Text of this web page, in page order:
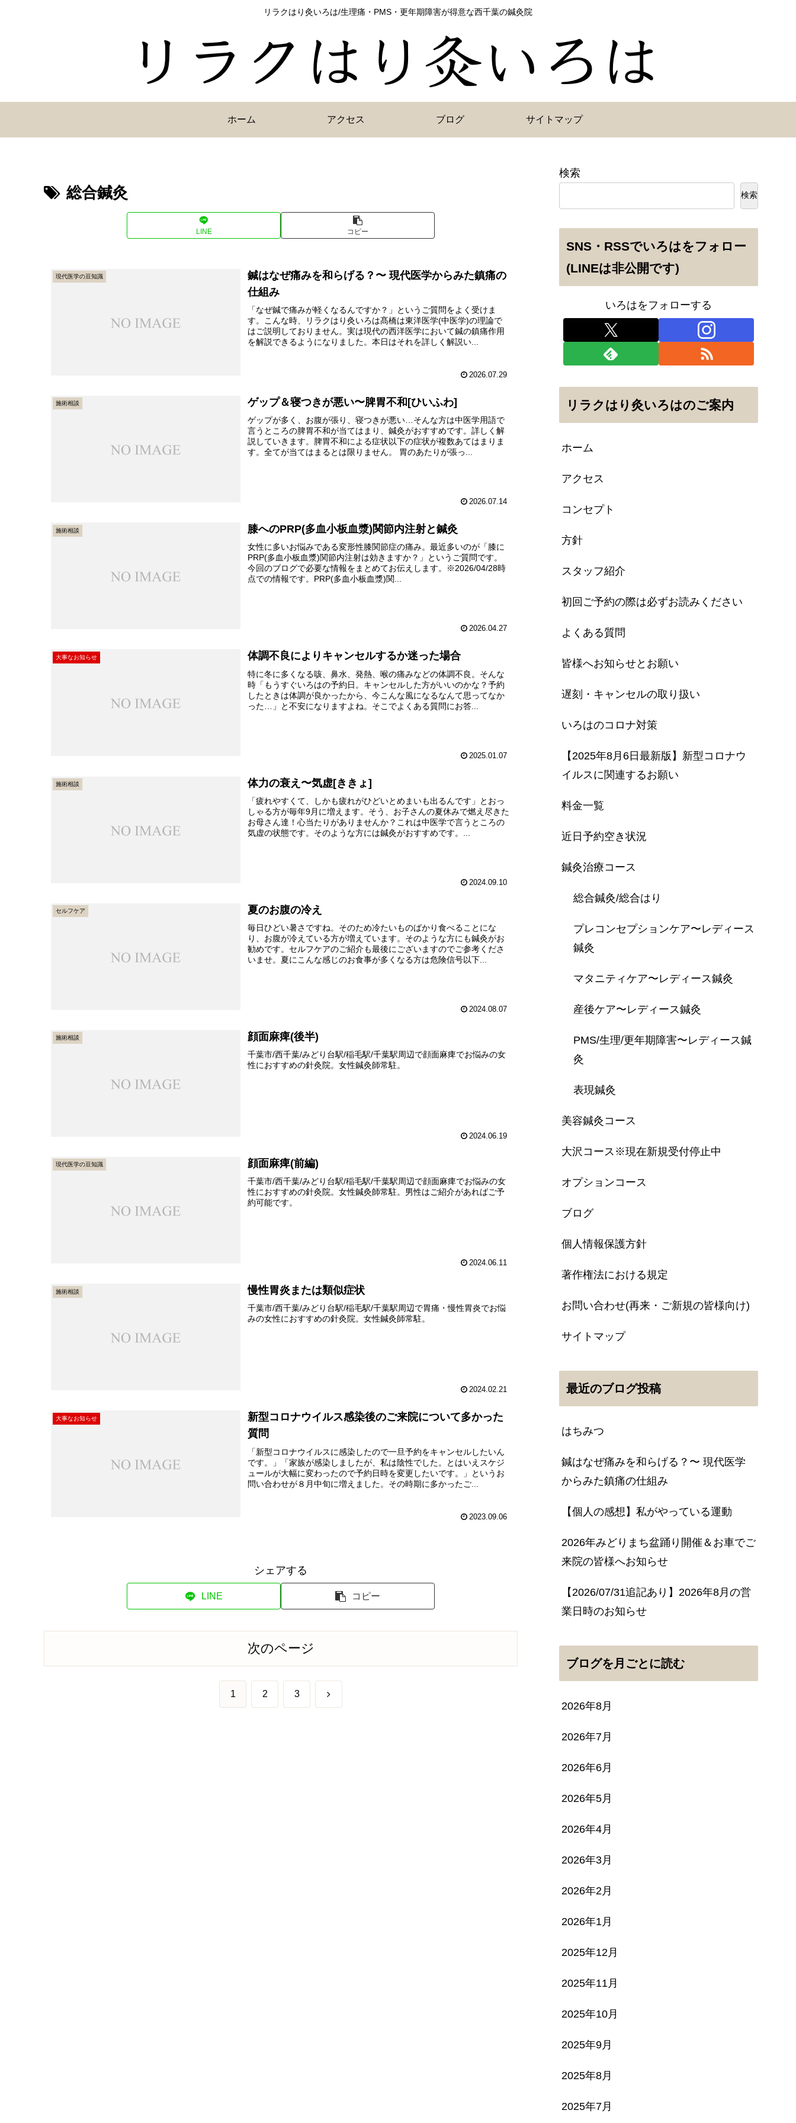
リラクはり灸いろは/生理痛・PMS・更年期障害が得意な西千葉の鍼灸院
ホーム アクセス ブログ サイトマップ
総合鍼灸
LINE コピー
現代医学の豆知識
鍼はなぜ痛みを和らげる？〜 現代医学からみた鎮痛の
仕組み
「なぜ鍼で痛みが軽くなるんですか？」というご質問をよく受けま
す。こんな時、リラクはり灸いろは髙橋は東洋医学(中医学)の理論で
はご説明しておりません。実は現代の西洋医学において鍼の鎮痛作用
を解説できるようになりました。本日はそれを詳しく解説い...
2026.07.29
施術相談 ゲップ＆寝つきが悪い〜脾胃不和[ひいふわ]
ゲップが多く、お腹が張り、寝つきが悪い…そんな方は中医学用語で
言うところの脾胃不和が当てはまり、鍼灸がおすすめです。詳しく解
説していきます。脾胃不和による症状以下の症状が複数あてはまりま
す。全てが当てはまるとは限りません。 胃のあたりが張っ...
2026.07.14
施術相談 膝へのPRP(多血小板血漿)関節内注射と鍼灸
女性に多いお悩みである変形性膝関節症の痛み。最近多いのが「膝に
PRP(多血小板血漿)関節内注射は効きますか？」というご質問です。
今回のブログで必要な情報をまとめてお伝えします。※2026/04/28時
点での情報です。PRP(多血小板血漿)関...
2026.04.27
大事なお知らせ 体調不良によりキャンセルするか迷った場合
特に冬に多くなる咳、鼻水、発熱、喉の痛みなどの体調不良。そんな
時「もうすぐいろはの予約日。キャンセルした方がいいのかな？予約
したときは体調が良かったから、今こんな風になるなんて思ってなか
った…」と不安になりますよね。そこでよくある質問にお答...
2025.01.07
施術相談 体力の衰え〜気虚[ききょ]
「疲れやすくて、しかも疲れがひどいとめまいも出るんです」とおっ
しゃる方が毎年9月に増えます。そう、お子さんの夏休みで燃え尽きた
お母さん達！心当たりがありませんか？これは中医学で言うところの
気虚の状態です。そのような方には鍼灸がおすすめです。...
2024.09.10
セルフケア 夏のお腹の冷え
毎日ひどい暑さですね。そのため冷たいものばかり食べることにな
り、お腹が冷えている方が増えています。そのような方にも鍼灸がお
勧めです。セルフケアのご紹介も最後にございますのでご参考くださ
いませ。夏にこんな感じのお食事が多くなる方は危険信号以下...
2024.08.07
施術相談 顔面麻痺(後半)
千葉市/西千葉/みどり台駅/稲毛駅/千葉駅周辺で顔面麻痺でお悩みの女
性におすすめの針灸院。女性鍼灸師常駐。
2024.06.19
現代医学の豆知識 顔面麻痺(前編)
千葉市/西千葉/みどり台駅/稲毛駅/千葉駅周辺で顔面麻痺でお悩みの女
性におすすめの針灸院。女性鍼灸師常駐。男性はご紹介があればご予
約可能です。
2024.06.11
施術相談 慢性胃炎または類似症状
千葉市/西千葉/みどり台駅/稲毛駅/千葉駅周辺で胃痛・慢性胃炎でお悩
みの女性におすすめの針灸院。女性鍼灸師常駐。
2024.02.21
大事なお知らせ
新型コロナウイルス感染後のご来院について多かった
質問
「新型コロナウイルスに感染したので一旦予約をキャンセルしたいん
です。」「家族が感染しましたが、私は陰性でした。とはいえスケジ
ュールが大幅に変わったので予約日時を変更したいです。」というお
問い合わせが８月中旬に増えました。その時期に多かったご...
2023.09.06
シェアする
LINE コピー
次のページ
1 2 3 次
検索
検索
SNS・RSSでいろはをフォロー
(LINEは非公開です)
いろはをフォローする
リラクはり灸いろはのご案内
ホーム
アクセス
コンセプト
方針
スタッフ紹介
初回ご予約の際は必ずお読みください
よくある質問
皆様へお知らせとお願い
遅刻・キャンセルの取り扱い
いろはのコロナ対策
【2025年8月6日最新版】新型コロナウ
イルスに関連するお願い
料金一覧
近日予約空き状況
鍼灸治療コース
総合鍼灸/総合はり
プレコンセプションケア〜レディース
鍼灸
マタニティケア〜レディース鍼灸
産後ケア〜レディース鍼灸
PMS/生理/更年期障害〜レディース鍼
灸
表現鍼灸
美容鍼灸コース
大沢コース※現在新規受付停止中
オプションコース
ブログ
個人情報保護方針
著作権法における規定
お問い合わせ(再来・ご新規の皆様向け)
サイトマップ
最近のブログ投稿
はちみつ
鍼はなぜ痛みを和らげる？〜 現代医学
からみた鎮痛の仕組み
【個人の感想】私がやっている運動
2026年みどりまち盆踊り開催＆お車でご
来院の皆様へお知らせ
【2026/07/31追記あり】2026年8月の営
業日時のお知らせ
ブログを月ごとに読む
2026年8月
2026年7月
2026年6月
2026年5月
2026年4月
2026年3月
2026年2月
2026年1月
2025年12月
2025年11月
2025年10月
2025年9月
2025年8月
2025年7月